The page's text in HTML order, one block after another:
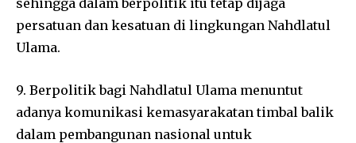
persatuan dan kesatuan di lingkungan Nahdlatul
Ulama.
9. Berpolitik bagi Nahdlatul Ulama menuntut
adanya komunikasi kemasyarakatan timbal balik
dalam pembangunan nasional untuk